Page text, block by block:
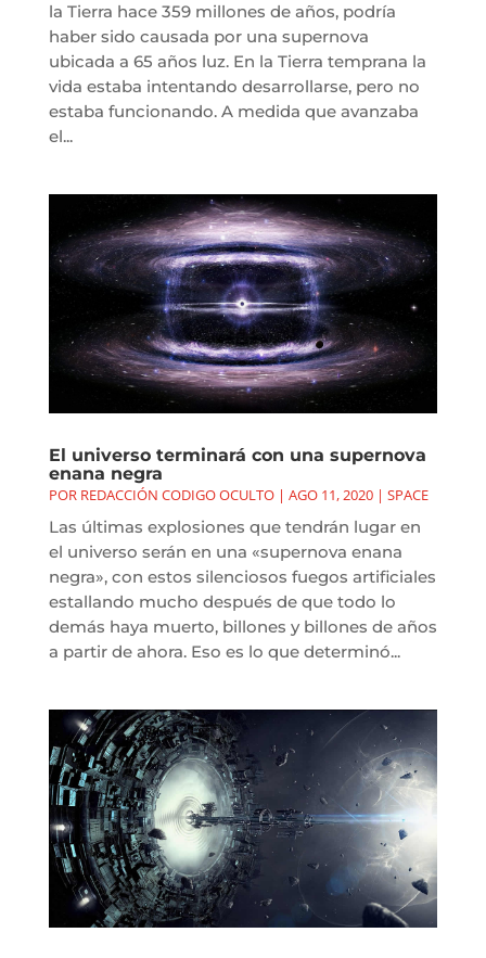
la Tierra hace 359 millones de años, podría
haber sido causada por una supernova
ubicada a 65 años luz. En la Tierra temprana la
vida estaba intentando desarrollarse, pero no
estaba funcionando. A medida que avanzaba
el...
El universo terminará con una supernova
enana negra
POR REDACCIÓN CODIGO OCULTO| AGO 11, 2020| SPACE
Las últimas explosiones que tendrán lugar en
el universo serán en una «supernova enana
negra», con estos silenciosos fuegos artificiales
estallando mucho después de que todo lo
demás haya muerto, billones y billones de años
a partir de ahora. Eso es lo que determinó...